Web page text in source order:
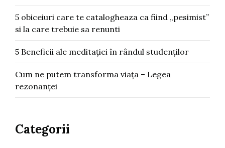
5 obiceiuri care te catalogheaza ca fiind „pesimist”
si la care trebuie sa renunti
5 Beneficii ale meditației în rândul studenților
Cum ne putem transforma viața – Legea
rezonanței
Categorii